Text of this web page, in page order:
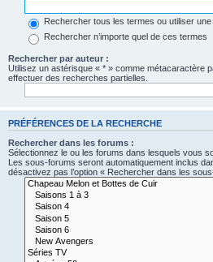
Rechercher tous les termes ou utiliser
Rechercher n’importe quel de ces termes
Rechercher par auteur :
Utilisez un astérisque « * » comme métacaractère
effectuer des recherches partielles.
PRÉFÉRENCES DE LA RECHERCHE
Rechercher dans les forums :
Sélectionnez le ou les forums dans lesquels vous
Les sous-forums seront automatiquement inclus
désactivez pas l’option « Rechercher dans les